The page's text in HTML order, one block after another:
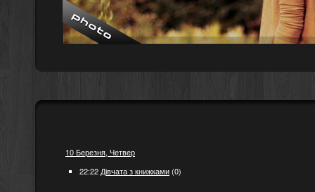
10 Березня, Четвер
22:22 Дівчата з книжками(0)